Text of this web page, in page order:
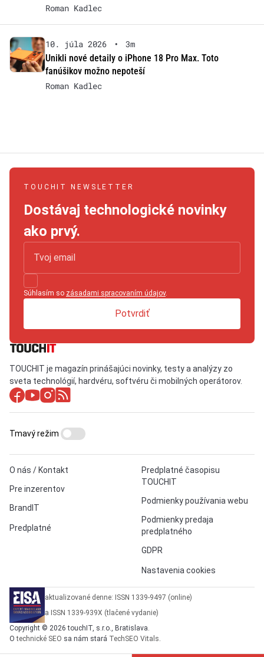
Roman Kadlec
10. júla 2026 •
3m
Unikli nové detaily o iPhone 18 Pro Max. Toto
fanúšikov možno nepoteší
Roman Kadlec
TOUCHIT NEWSLETTER
Dostávaj technologické novinky
ako prvý.
Súhlasím so zásadami spracovaním údajov.
Potvrdiť
TOUCHIT je magazín prinášajúci novinky, testy a analýzy zo
sveta technológií, hardvéru, softvéru či mobilných operátorov.
O nás / Kontakt
Pre inzerentov
BrandIT
Predplatné
Predplatné časopisu
TOUCHIT
Podmienky používania webu
Podmienky predaja
predplatného
GDPR
Nastavenia cookies
Tmavý režim
aktualizované denne: ISSN 1339-9497 (online)
a ISSN 1339-939X (tlačené vydanie)
Copyright © 2026 touchIT, s.r.o., Bratislava.
Otechnické SEO sa nám stará TechSEO Vitals.